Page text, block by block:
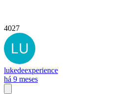
4027
lukedeexperience
há 9 meses